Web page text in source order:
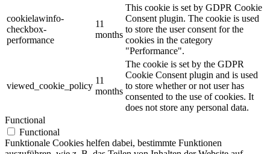
cookielawinfo-
checkbox-
performance
11
months
This cookie is set by GDPR Cookie
Consent plugin. The cookie is used
to store the user consent for the
cookies in the category
"Performance".
viewed_cookie_policy
11
months
The cookie is set by the GDPR
Cookie Consent plugin and is used
to store whether or not user has
consented to the use of cookies. It
does not store any personal data.
Functional
Functional
Funktionale Cookies helfen dabei, bestimmte Funktionen